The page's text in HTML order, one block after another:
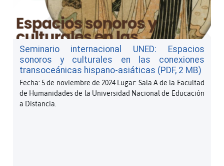
Seminario internacional UNED: Espacios
sonoros y culturales en las conexiones
transoceánicas hispano-asiáticas (PDF, 2 MB)
Fecha: 5 de noviembre de 2024 Lugar: Sala A de la Facultad
de Humanidades de la Universidad Nacional de Educación
a Distancia.